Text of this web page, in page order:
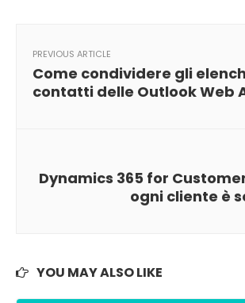
PREVIOUS ARTICLE
Come condividere gli
contatti delle Outlook Web
Dynamics 365 for
ogni cliente è
YOU MAY ALSO LIKE